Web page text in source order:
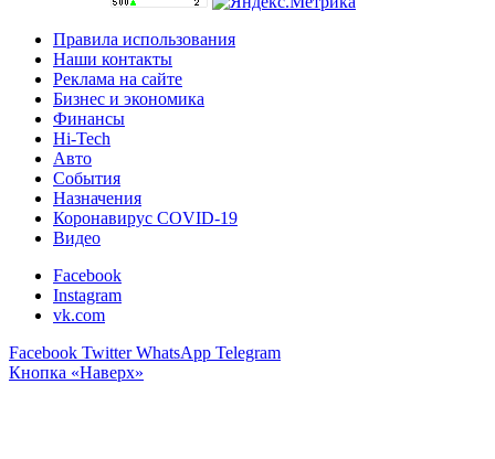
Правила использования
Наши контакты
Реклама на сайте
Бизнес и экономика
Финансы
Hi-Tech
Авто
События
Назначения
Коронавирус COVID-19
Видео
Facebook
Instagram
vk.com
Facebook Twitter WhatsApp Telegram
Кнопка «Наверх»